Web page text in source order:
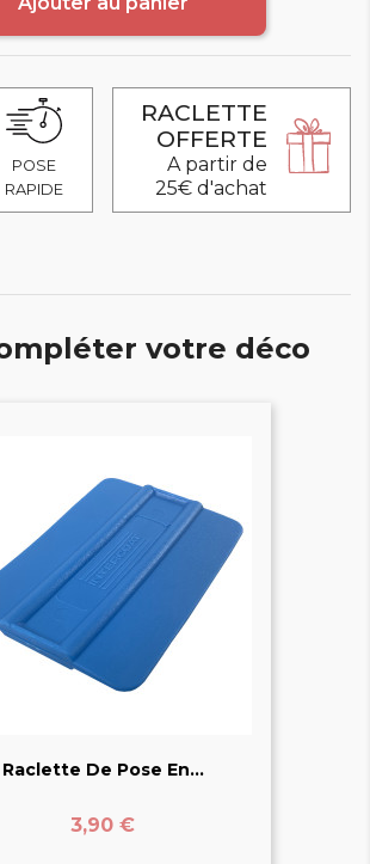
POSE
RAPIDE
RACLETTE
OFFERTE
A partir de
25€ d'achat
votre déco
Raclette De Pose En...
Prix
3,90 €